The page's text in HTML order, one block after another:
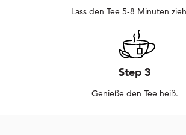
Lass den Tee 5-8 Minuten
Step 3
Genieße den Tee heiß.